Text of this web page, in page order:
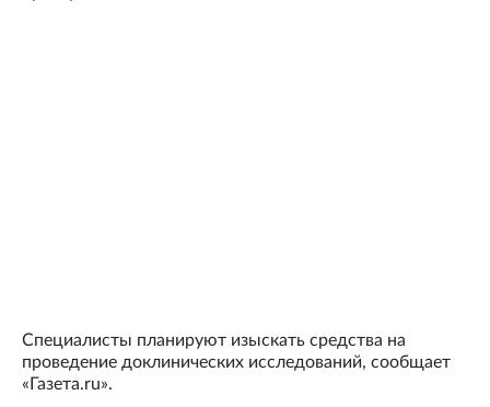
Специалисты планируют изыскать средства на
проведение доклинических исследований, сообщает
«Газета.ru».